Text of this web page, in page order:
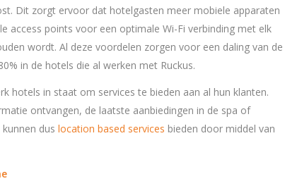
Dit zorgt ervoor dat hotelgasten meer mobiele apparaten
access points voor een optimale Wi-Fi verbinding met elk
wordt. Al deze voordelen zorgen voor een daling van de
in de hotels die al werken met Ruckus.
hotels in staat om services te bieden aan al hun klanten.
ontvangen, de laatste aanbiedingen in de spa of
dus location based services bieden door middel van